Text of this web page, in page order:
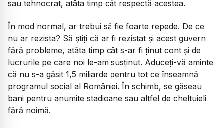
sau tehnocrat, atâta timp cât respectă acestea.
În mod normal, ar trebui să fie foarte repede. De ce
nu ar rezista? Să știți că ar fi rezistat și acest guvern
fără probleme, atâta timp cât s-ar fi ținut cont și de
lucrurile pe care noi le-am susținut. Aduceți-vă aminte
că nu s-a găsit 1,5 miliarde pentru tot ce înseamnă
programul social al României. În schimb, se găseau
bani pentru anumite stadioane sau altfel de cheltuieli
fără noimă.